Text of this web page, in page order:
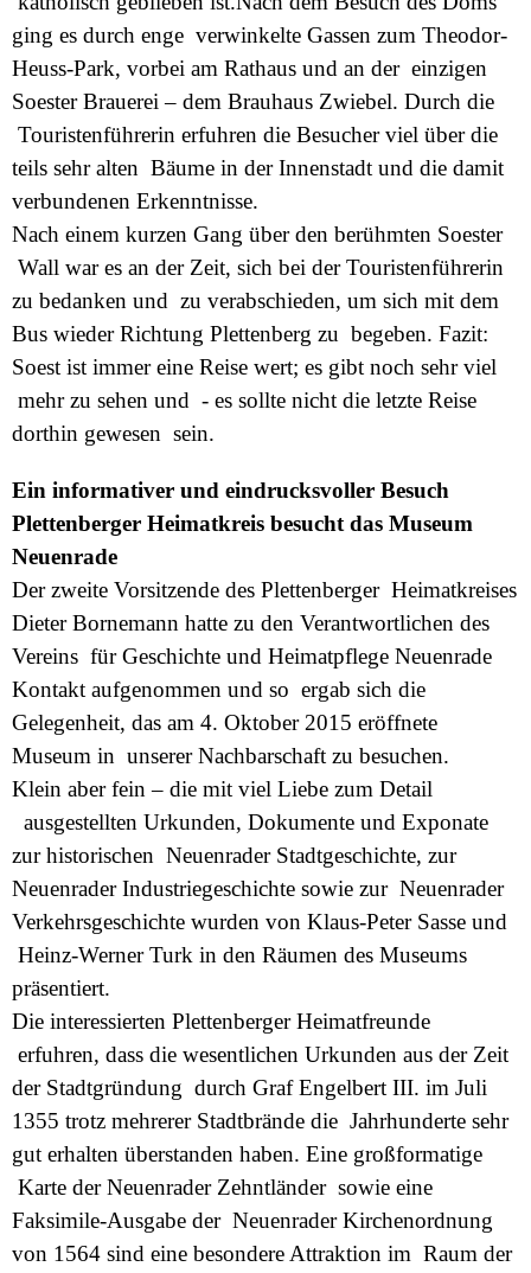
ging es durch enge verwinkelte Gassen zum Theodor-
Heuss-Park, vorbei am Rathaus und an der einzigen
Soester Brauerei – dem Brauhaus Zwiebel. Durch die
Touristenführerin erfuhren die Besucher viel über die
teils sehr alten Bäume in der Innenstadt und die damit
verbundenen Erkenntnisse.
Nach einem kurzen Gang über den berühmten Soester
Wall war es an der Zeit, sich bei der Touristenführerin
zu bedanken und zu verabschieden, um sich mit dem
Bus wieder Richtung Plettenberg zu begeben. Fazit:
Soest ist immer eine Reise wert; es gibt noch sehr viel
mehr zu sehen und - es sollte nicht die letzte Reise
dorthin gewesen sein.
Ein informativer und eindrucksvoller Besuch
Plettenberger Heimatkreis besucht das Museum
Neuenrade
Der zweite Vorsitzende des Plettenberger Heimatkreises
Dieter Bornemann hatte zu den Verantwortlichen des
Vereins für Geschichte und Heimatpflege Neuenrade
Kontakt aufgenommen und so ergab sich die
Gelegenheit, das am 4. Oktober 2015 eröffnete
Museum in unserer Nachbarschaft zu besuchen.
Klein aber fein – die mit viel Liebe zum Detail
ausgestellten Urkunden, Dokumente und Exponate
zur historischen Neuenrader Stadtgeschichte, zur
Neuenrader Industriegeschichte sowie zur Neuenrader
Verkehrsgeschichte wurden von Klaus-Peter Sasse und
Heinz-Werner Turk in den Räumen des Museums
präsentiert.
Die interessierten Plettenberger Heimatfreunde
erfuhren, dass die wesentlichen Urkunden aus der Zeit
der Stadtgründung durch Graf Engelbert III. im Juli
1355 trotz mehrerer Stadtbrände die Jahrhunderte sehr
gut erhalten überstanden haben. Eine großformatige
Karte der Neuenrader Zehntländer sowie eine
Faksimile-Ausgabe der Neuenrader Kirchenordnung
von 1564 sind eine besondere Attraktion im Raum der